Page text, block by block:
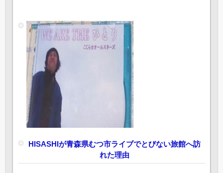
HISASHIが青森県むつ市ライブでとびない旅館へ訪
れた理由